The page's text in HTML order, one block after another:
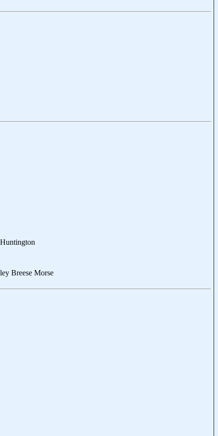
Breese Morse